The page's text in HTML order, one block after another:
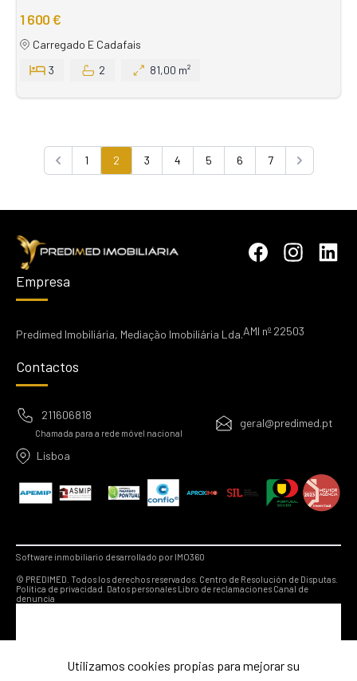
1 600 €
Carregado E Cadafais
3
2 81,00 m²
Previous
1 2 3 4 5 6 7
Next
Empresa
Predimed Imobiliária, Mediação Imobiliária Lda.AMI nº 22503
Contactos
211606818
Chamada para a rede móvel nacional
geral@predimed.pt
Lisboa
Software inmobiliario desarrollado por IMO360
© PREDIMED. Todos los derechos reservados. Centro de Resolución de Disputas.
Política de privacidad. Datos personalesLibro de reclamaciones Canal de
denuncia
Utilizamos cookies propias para mejorar su